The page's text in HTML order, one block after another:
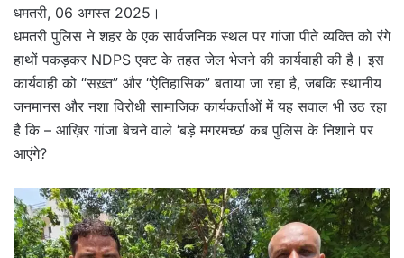
धमतरी, 06 अगस्त 2025।
धमतरी पुलिस ने शहर के एक सार्वजनिक स्थल पर गांजा पीते व्यक्ति को रंगे
हाथों पकड़कर NDPS एक्ट के तहत जेल भेजने की कार्यवाही की है। इस
कार्यवाही को “सख़्त” और “ऐतिहासिक” बताया जा रहा है, जबकि स्थानीय
जनमानस और नशा विरोधी सामाजिक कार्यकर्ताओं में यह सवाल भी उठ रहा
है कि – आख़िर गांजा बेचने वाले ‘बड़े मगरमच्छ’ कब पुलिस के निशाने पर
आएंगे?